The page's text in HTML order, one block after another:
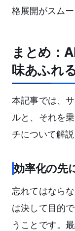
格展開がスム
まとめ：
味あふれ
本記事では、
ルと、それを
チについて解説
効率化の先
忘れてはなら
は決して目的
うことです。